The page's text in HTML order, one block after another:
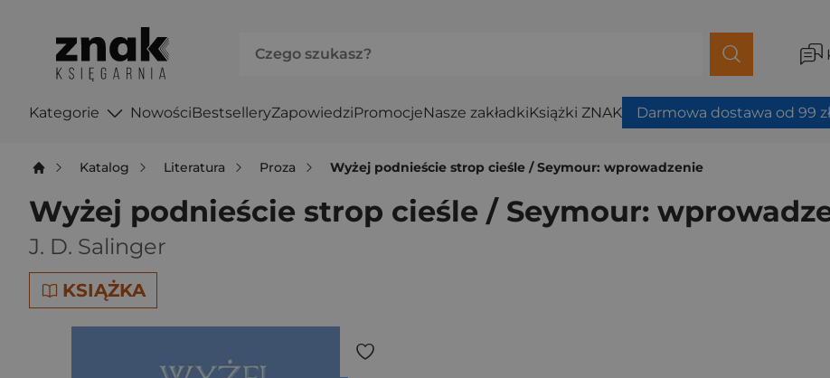
Kategorie NowościBestselleryZapowiedziPromocjeNasze zakładkiKsiążki ZNAK Darmowa dostawa od 99 zł
Katalog Literatura Proza Wyżej podnieście strop cieśle / Seymour: wprowadzenie
Wyżej podnieście strop cieśle / Seymour:
J. D. Salinger
KSIĄŻKA